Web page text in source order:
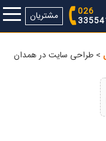
مشتریان 026
> طراحی سایت در همدان